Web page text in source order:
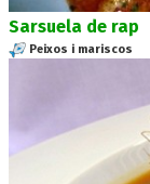
Sarsuela de rap
Peixos i mariscos